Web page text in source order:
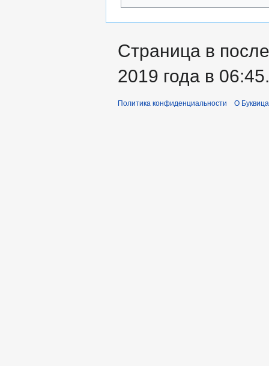
Страница в
2019 года в 06:45.
Политика конфиденциальности О Буквица